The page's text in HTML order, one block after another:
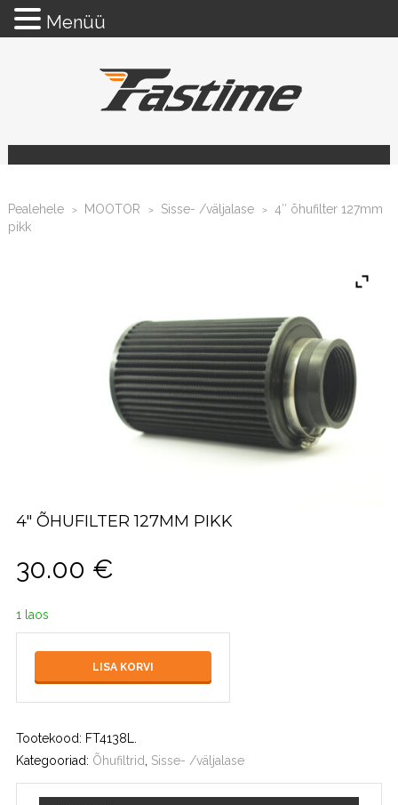
Pealehele > MOOTOR > Sisse- /väljalase >
4″ õhufilter 127mm
pikk
4″ ÕHUFILTER 127MM PIKK
30.00 €
1 laos
LISA KORVI
Tootekood: FT4138L
Kategooriad: Õhufiltrid Sisse- /väljalase
Menüü